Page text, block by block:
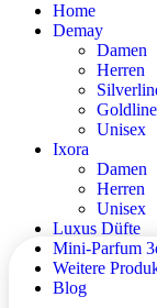
Home
Demay
Damen
Herren
Goldline
Unisex
Ixora
Damen
Herren
Unisex
Luxus Düfte
Mini-Parfum
Weitere
Blog